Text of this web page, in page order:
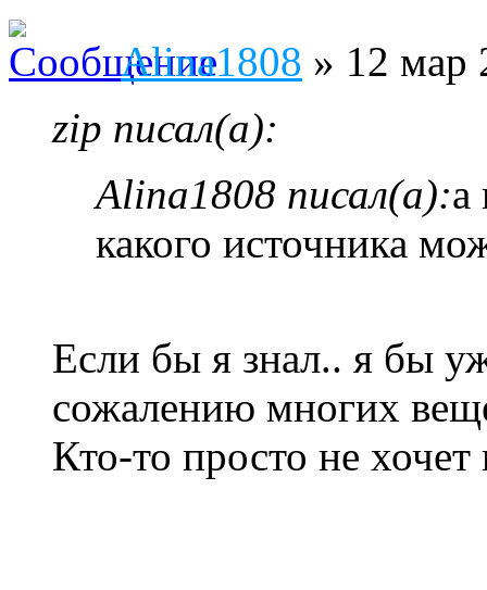
Alina1808 » 12 мар
zip писал(а):
Alina1808 писал(а):а
какого источника
Если бы я знал.. я бы
сожалению многих
Кто-то просто не хочет